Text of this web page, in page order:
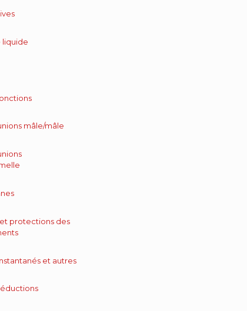
liquide
mâle/mâle
protections des
et autres